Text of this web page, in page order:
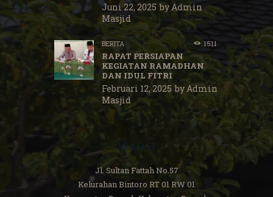
Juni 22, 2025 by Admin
Masjid
BERITA 1511
RAPAT PERSIAPAN
KEGIATAN RAMADHAN
DAN IDUL FITRI
Februari 12, 2025 byAdmin
Masjid
Alamat
Jl. Sultan Fattah No.57
Kelurahan Bintoro RT 01 RW 01